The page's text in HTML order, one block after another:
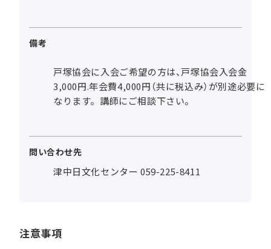
備考
戸塚協会に入会ご希望の方は、戸塚協会入会金
3,000円.年会費4,000円（共に税込み）が別途必要に
なります。講師にご相談下さい。
問い合わせ先
津中日文化センター 059-225-8411
注意事項